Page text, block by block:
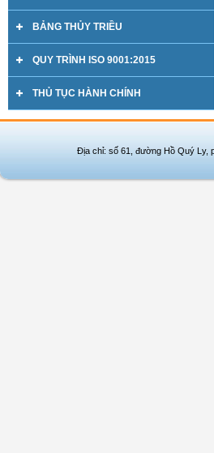
BẢNG THỦY TRIỀU
QUY TRÌNH ISO 9001:2015
THỦ TỤC HÀNH CHÍNH
Địa chỉ: số 61, đường Hồ Quý Ly,